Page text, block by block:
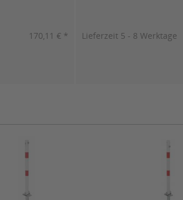
170,11 € * Lieferzeit 5 - 8 Werktage